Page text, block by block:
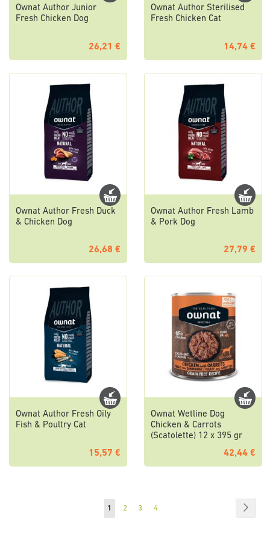
Ownat Author Junior
Fresh Chicken Dog
26,21 €
Ownat Author Sterilised
Fresh Chicken Cat
14,74 €
Ownat Author Fresh Duck
& Chicken Dog
26,68 €
Ownat Author Fresh Lamb
& Pork Dog
27,79 €
Ownat Author Fresh Oily
Fish & Poultry Cat
15,57 €
Ownat Wetline Dog
Chicken & Carrots
(Scatolette) 12 x 395 gr
42,44 €
Pagina
Attualmente
1 Pagina
2 Pagina
3 Pagina
4